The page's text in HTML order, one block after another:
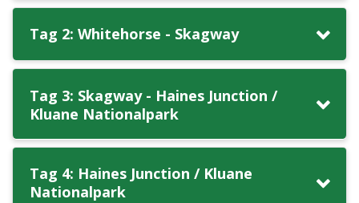
Tag 2: Whitehorse - Skagway
Tag 3: Skagway - Haines Junction /
Kluane Nationalpark
Tag 4: Haines Junction / Kluane
Nationalpark